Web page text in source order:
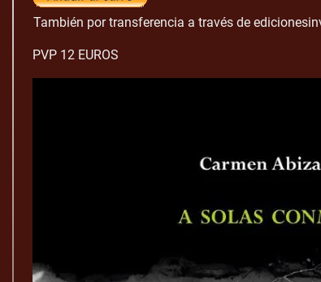
También por transferencia a través de
PVP 12 EUROS